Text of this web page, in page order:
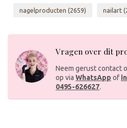
nagelproducten (2659) nailart
Vragen over dit
Neem gerust contact
op via WhatsApp of
0495-626627.